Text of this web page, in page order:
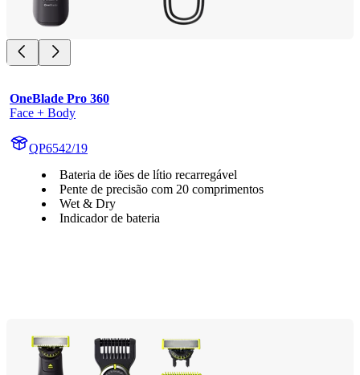
OneBlade Pro 360
Face + Body
QP6542/19
Bateria de iões de lítio recarregável
Pente de precisão com 20 comprimentos
Wet & Dry
Indicador de bateria